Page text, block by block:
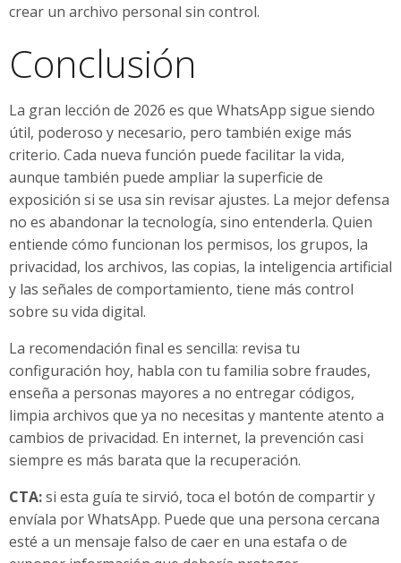
crear un archivo personal sin control.
Conclusión
La gran lección de 2026 es que WhatsApp sigue siendo
útil, poderoso y necesario, pero también exige más
criterio. Cada nueva función puede facilitar la vida,
aunque también puede ampliar la superficie de
exposición si se usa sin revisar ajustes. La mejor defensa
no es abandonar la tecnología, sino entenderla. Quien
entiende cómo funcionan los permisos, los grupos, la
privacidad, los archivos, las copias, la inteligencia artificial
y las señales de comportamiento, tiene más control
sobre su vida digital.
La recomendación final es sencilla: revisa tu
configuración hoy, habla con tu familia sobre fraudes,
enseña a personas mayores a no entregar códigos,
limpia archivos que ya no necesitas y mantente atento a
cambios de privacidad. En internet, la prevención casi
siempre es más barata que la recuperación.
CTA:si esta guía te sirvió, toca el botón de compartir y
envíala por WhatsApp. Puede que una persona cercana
esté a un mensaje falso de caer en una estafa o de